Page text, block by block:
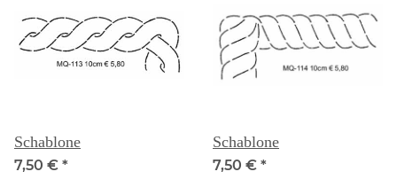
Schablone
7,50 € *
Schablone
7,50 € *